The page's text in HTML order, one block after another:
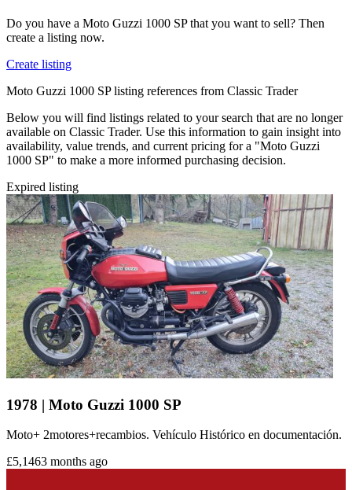
Do you have a Moto Guzzi 1000 SP that you want to sell? Then
create a listing now.
Create listing
Moto Guzzi 1000 SP listing references from Classic Trader
Below you will find listings related to your search that are no longer
available on Classic Trader. Use this information to gain insight into
availability, value trends, and current pricing for a "Moto Guzzi
1000 SP" to make a more informed purchasing decision.
Expired listing
1978 | Moto Guzzi 1000 SP
Moto+ 2motores+recambios. Vehículo Histórico en documentación.
£5,1463 months ago